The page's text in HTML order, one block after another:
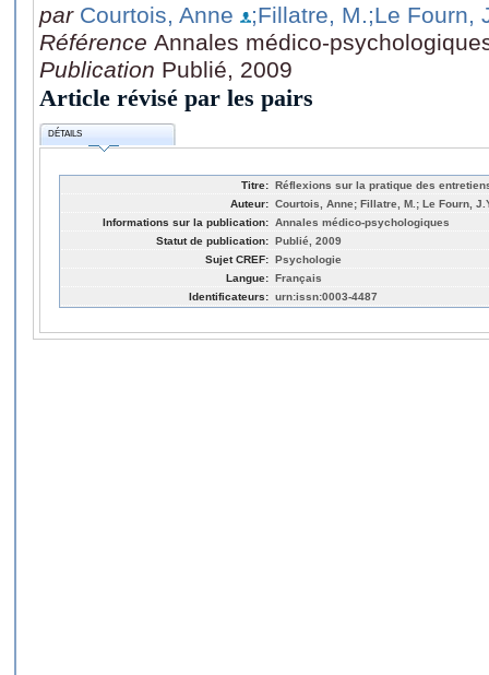
par Courtois, Anne ;Fillatre, M.;Le Fourn,
Référence Annales médico-
Publication Publié, 2009
Article révisé par les pairs
DÉTAILS
Titre: Réflexions sur la pratique des
Auteur: Courtois, Anne; Fillatre, M.; Le Fourn,
Informations sur la publication: Annales médico-psychologiques
Statut de publication: Publié, 2009
Sujet CREF: Psychologie
Langue: Français
Identificateurs: urn:issn:0003-4487